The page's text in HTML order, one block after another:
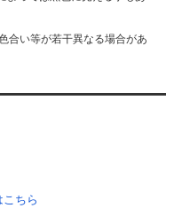
合い等が若干異なる場合があ
こちら